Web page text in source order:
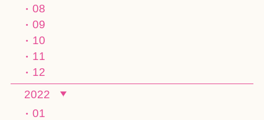
08
09
10
11
12
2022
01